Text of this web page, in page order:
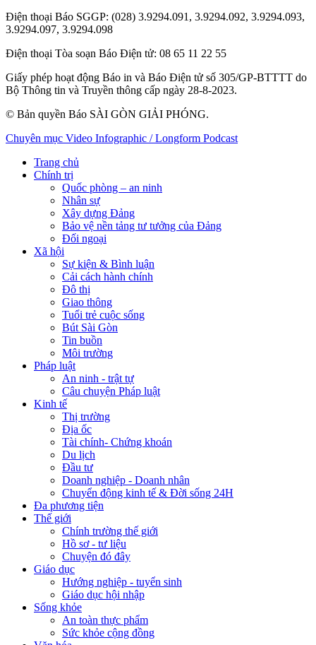
Điện thoại Báo SGGP: (028) 3.9294.091, 3.9294.092, 3.9294.093,
3.9294.097, 3.9294.098
Điện thoại Tòa soạn Báo Điện tử: 08 65 11 22 55
Giấy phép hoạt động Báo in và Báo Điện tử số 305/GP-BTTTT do
Bộ Thông tin và Truyền thông cấp ngày 28-8-2023.
© Bản quyền Báo SÀI GÒN GIẢI PHÓNG.
Chuyên mục Video Infographic / Longform Podcast
Trang chủ
Chính trị
Quốc phòng – an ninh
Nhân sự
Xây dựng Đảng
Bảo vệ nền tảng tư tưởng của Đảng
Đối ngoại
Xã hội
Sự kiện & Bình luận
Cải cách hành chính
Đô thị
Giao thông
Tuổi trẻ cuộc sống
Bút Sài Gòn
Tin buồn
Môi trường
Pháp luật
An ninh - trật tự
Câu chuyện Pháp luật
Kinh tế
Thị trường
Địa ốc
Tài chính- Chứng khoán
Du lịch
Đầu tư
Doanh nghiệp - Doanh nhân
Chuyển động kinh tế & Đời sống 24H
Đa phương tiện
Thế giới
Chính trường thế giới
Hồ sơ - tư liệu
Chuyện đó đây
Giáo dục
Hướng nghiệp - tuyển sinh
Giáo dục hội nhập
Sống khỏe
An toàn thực phẩm
Sức khỏe cộng đồng